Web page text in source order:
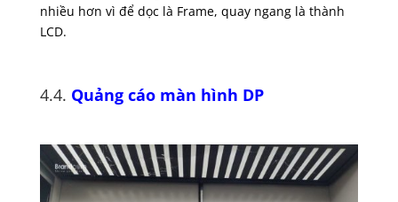
nhiều hơn vì để dọc là Frame, quay ngang là thành
LCD.
4.4. Quảng cáo màn hình DP